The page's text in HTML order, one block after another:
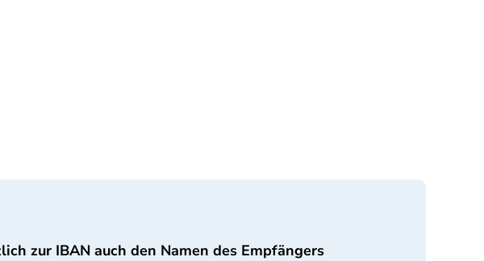
zur IBAN auch den Namen des Empfängers